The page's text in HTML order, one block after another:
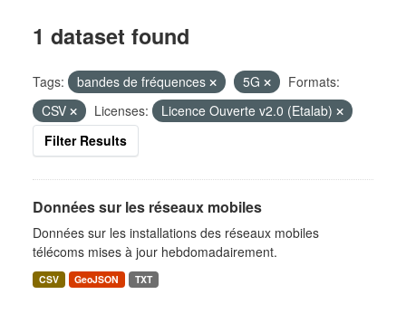
1 dataset found
Tags: bandes de fréquences 5G
Formats:
CSV
Licenses:
Licence Ouverte v2.0 (Etalab)
Filter Results
Données sur les réseaux mobiles
Données sur les installations des réseaux mobiles
télécoms mises à jour hebdomadairement.
CSV GeoJSON TXT